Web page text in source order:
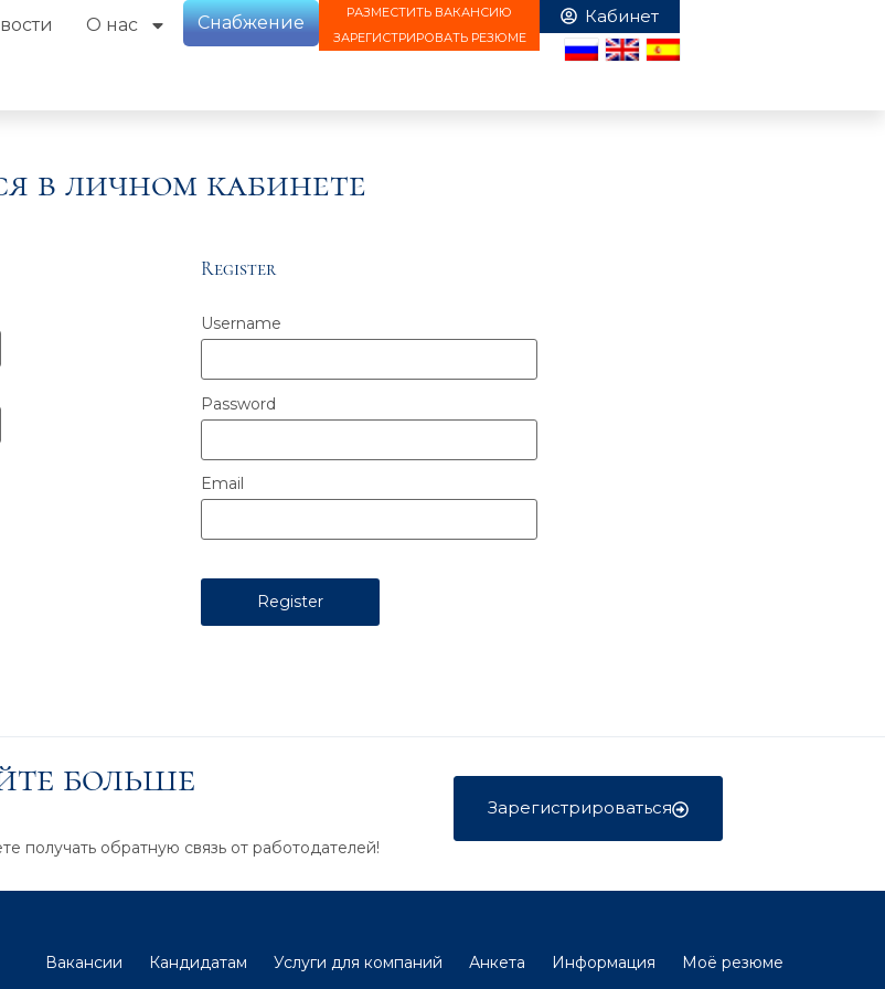
О нас Снабжение
РАЗМЕСТИТЬ ВАКАНСИЮ
ЗАРЕГИСТРИРОВАТЬ РЕЗЮМЕ
в личном кабинете
Register
Username
Password
Email
больше
получать обратную связь от работодателей!
Зарегистрироваться
Вакансии Кандидатам Услуги для компаний Анкета Информация
Моё резюме